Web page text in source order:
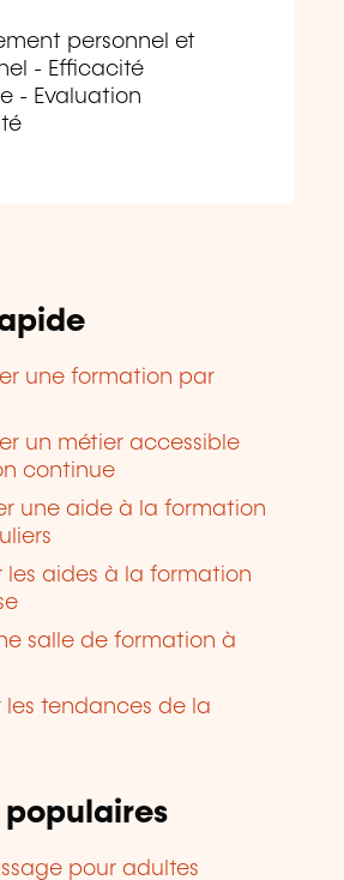
personnel et
- Efficacité
- Evaluation
une formation par
un métier accessible
continue
une aide à la formation
les aides à la formation
salle de formation à
les tendances de la
pour adultes